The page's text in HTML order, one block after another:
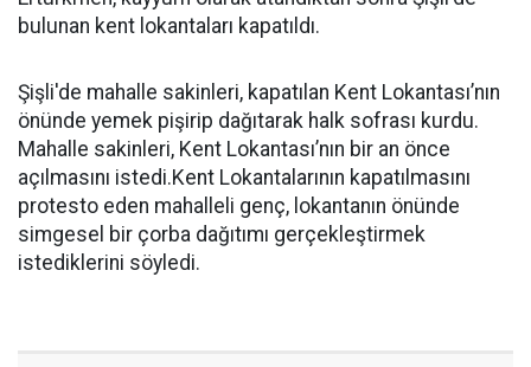
bulunan kent lokantaları kapatıldı.
Şişli'de mahalle sakinleri, kapatılan Kent Lokantası’nın
önünde yemek pişirip dağıtarak halk sofrası kurdu.
Mahalle sakinleri, Kent Lokantası’nın bir an önce
açılmasını istedi.Kent Lokantalarının kapatılmasını
protesto eden mahalleli genç, lokantanın önünde
simgesel bir çorba dağıtımı gerçekleştirmek
istediklerini söyledi.